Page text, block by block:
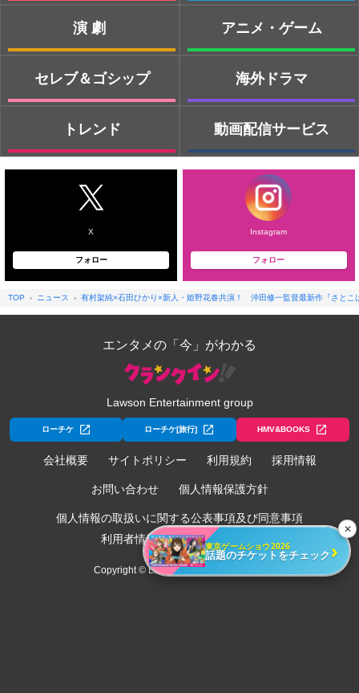
演劇
セレブ＆ゴシップ
トレンド
アニメ・ゲーム
海外ドラマ
動画配信サービス
X
フォロー
Instagram
フォロー
TOP ニュース 有村架純×石田ひかり×新人・姫野花春共演！ 沖田修一監督最新作『さとこ
エンタメの「今」がわかる
Lawson Entertainment group
ローチケ ローチケ[旅行] HMV&BOOKS
会社概要 サイトポリシー 利用規約 採用情報
お問い合わせ 個人情報保護方針
個人情報の取扱いに関する公表事項及び同意事項
利用者情報の外部送信について
Copyright © Lawson Entertainment, Inc.
✕
東京ゲームショウ2026
話題のチケットをチェック ›